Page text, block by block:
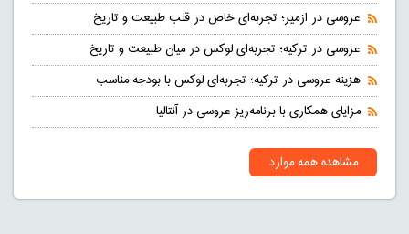
عروسی در ازمیر؛ تجربه‌ای خاص در قلب طبیعت و تاریخ
عروسی در ترکیه؛ تجربه‌ای لوکس در میان طبیعت و تاریخ
هزینه عروسی در ترکیه؛ تجربه‌ای لوکس با بودجه مناسب
مزایای همکاری با برنامه‌ریز عروسی در آنتالیا
مشاهده همه موارد